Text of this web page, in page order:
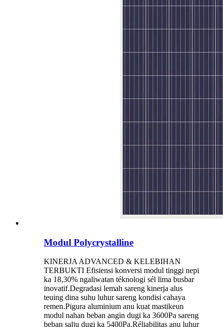
Modul Polycrystalline
KINERJA ADVANCED & KELEBIHAN
TERBUKTI Efisiensi konversi modul tinggi nepi
ka 18,30% ngaliwatan téknologi sél lima busbar
inovatif.Degradasi lemah sareng kinerja alus
teuing dina suhu luhur sareng kondisi cahaya
remen.Pigura aluminium anu kuat mastikeun
modul nahan beban angin dugi ka 3600Pa sareng
beban salju dugi ka 5400Pa.Réliabilitas anu luhur